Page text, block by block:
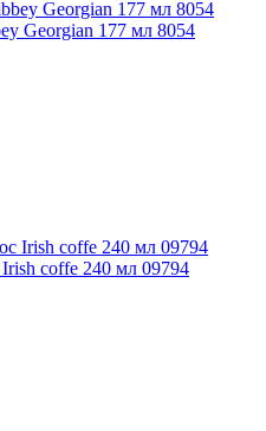
Georgian 177 мл 8054
coffe 240 мл 09794